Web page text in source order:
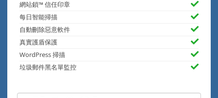
網站鎖™ 信任印章
每日智能掃描
自動刪除惡意軟件
真實護盾保護
WordPress 掃描
垃圾郵件黑名單監控